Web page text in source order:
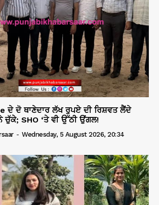
ਦੇ ਦੋ ਥਾਣੇਦਾਰ ਲੱਖ ਰੁਪਏ ਦੀ ਰਿਸ਼ਵਤ ਲੈਂਦੇ
ਚੁੱਕੇ; SHO ‘ਤੇ ਵੀ ਉੱਠੀ ਉਂਗਲ!
- Wednesday, 5 August 2026, 20:34